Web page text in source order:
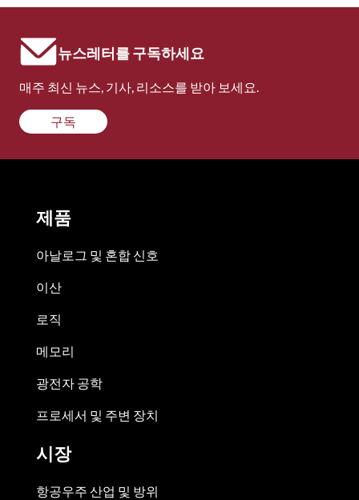
뉴스레터를 구독하세요
매주 최신 뉴스, 기사, 리소스를 받아 보세요.
구독
제품
아날로그 및 혼합 신호
이산
로직
메모리
광전자 공학
프로세서 및 주변 장치
시장
항공우주 산업 및 방위